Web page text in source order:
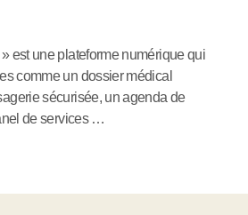
est une plateforme numérique qui
comme un dossier médical
sécurisée, un agenda de
de services …